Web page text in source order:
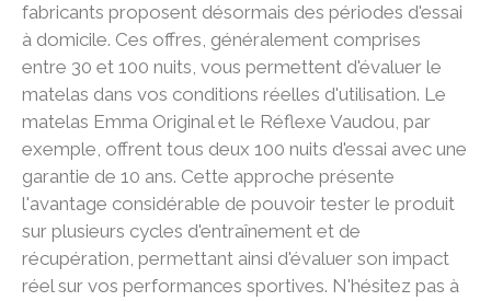
fabricants proposent désormais des périodes d'essai
à domicile. Ces offres, généralement comprises
entre 30 et 100 nuits, vous permettent d'évaluer le
matelas dans vos conditions réelles d'utilisation. Le
matelas Emma Original et le Réflexe Vaudou, par
exemple, offrent tous deux 100 nuits d'essai avec une
garantie de 10 ans. Cette approche présente
l'avantage considérable de pouvoir tester le produit
sur plusieurs cycles d'entraînement et de
récupération, permettant ainsi d'évaluer son impact
réel sur vos performances sportives. N'hésitez pas à